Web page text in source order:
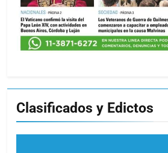
Clasificados y Edictos